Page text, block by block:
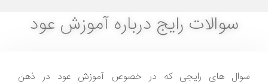
سوالات رایج درباره آموزش عود
سوال های رایجی که در خصوص آموزش عود در ذهن